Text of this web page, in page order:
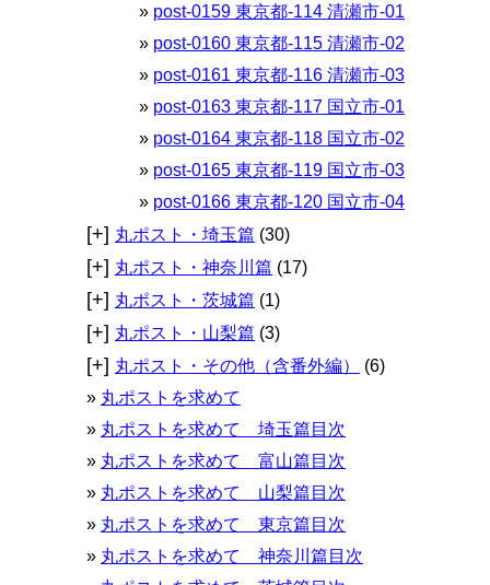
post-0159 東京都-114 清瀬市-01
post-0160 東京都-115 清瀬市-02
post-0161 東京都-116 清瀬市-03
post-0163 東京都-117 国立市-01
post-0164 東京都-118 国立市-02
post-0165 東京都-119 国立市-03
post-0166 東京都-120 国立市-04
[+] 丸ポスト・埼玉篇 (30)
[+] 丸ポスト・神奈川篇 (17)
[+] 丸ポスト・茨城篇 (1)
[+] 丸ポスト・山梨篇 (3)
[+] 丸ポスト・その他（含番外編）
(6)
丸ポストを求めて
丸ポストを求めて 埼玉篇目次
丸ポストを求めて 富山篇目次
丸ポストを求めて 山梨篇目次
丸ポストを求めて 東京篇目次
丸ポストを求めて 神奈川篇目次